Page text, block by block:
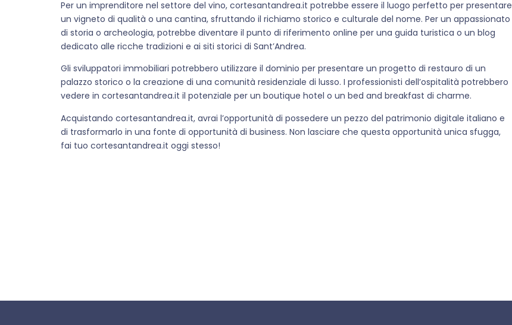
Per un imprenditore nel settore del vino, cortesantandrea.it potrebbe essere il luogo perfetto per presentare
un vigneto di qualità o una cantina, sfruttando il richiamo storico e culturale del nome. Per un appassionato
di storia o archeologia, potrebbe diventare il punto di riferimento online per una guida turistica o un blog
dedicato alle ricche tradizioni e ai siti storici di Sant’Andrea.
Gli sviluppatori immobiliari potrebbero utilizzare il dominio per presentare un progetto di restauro di un
palazzo storico o la creazione di una comunità residenziale di lusso. I professionisti dell’ospitalità potrebbero
vedere in cortesantandrea.it il potenziale per un boutique hotel o un bed and breakfast di charme.
Acquistando cortesantandrea.it, avrai l’opportunità di possedere un pezzo del patrimonio digitale italiano e
di trasformarlo in una fonte di opportunità di business. Non lasciare che questa opportunità unica sfugga,
fai tuo cortesantandrea.it oggi stesso!